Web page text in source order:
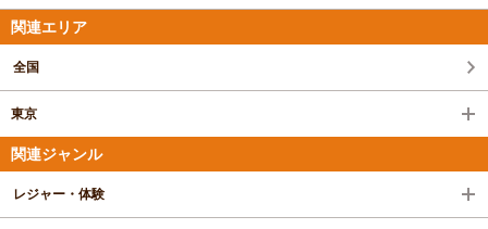
関連エリア
全国
東京
関連ジャンル
レジャー・体験